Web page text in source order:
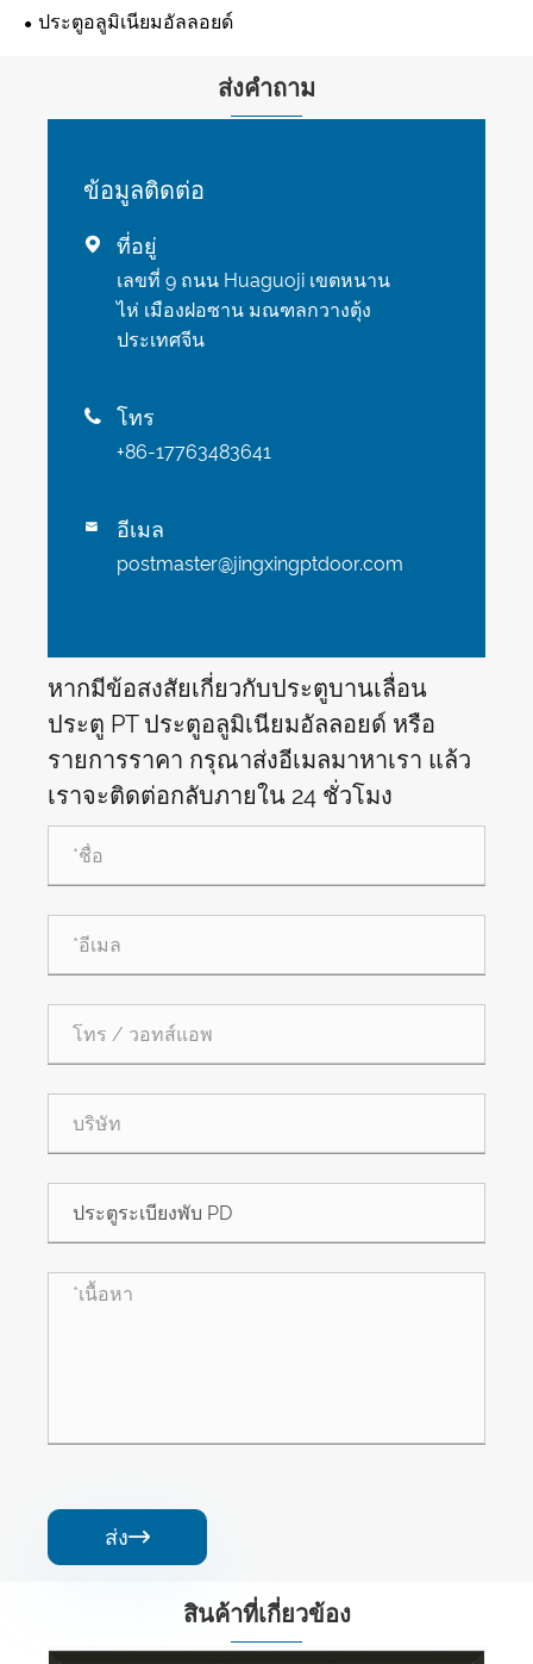
ประตูอลูมิเนียมอัลลอยด์
ส่งคำถาม
ข้อมูลติดต่อ
 ที่อยู่
เลขที่ 9 ถนน Huaguoji เขตหนาน
ไห่ เมืองฝอซาน มณฑลกวางตุ้ง
ประเทศจีน
 โทร
+86-17763483641
 อีเมล
postmaster@jingxingptdoor.com
หากมีข้อสงสัยเกี่ยวกับประตูบานเลื่อน
ประตู PT ประตูอลูมิเนียมอัลลอยด์ หรือ
รายการราคา กรุณาส่งอีเมลมาหาเรา แล้ว
เราจะติดต่อกลับภายใน 24 ชั่วโมง
ส่ง
สินค้าที่เกี่ยวข้อง